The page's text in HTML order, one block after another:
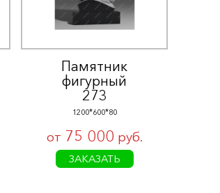
Памятник
фигурный
273
1200*600*80
от 75 000 руб.
ЗАКАЗАТЬ